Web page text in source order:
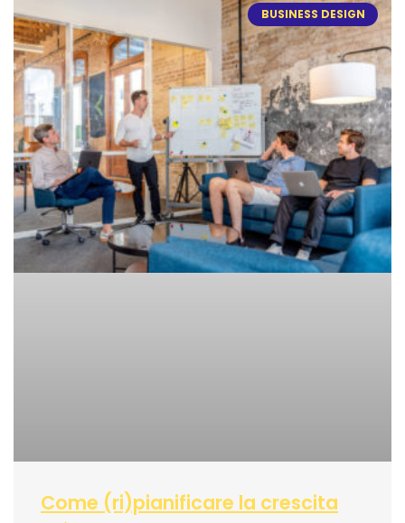
BUSINESS DESIGN
Come (ri)pianificare la crescita